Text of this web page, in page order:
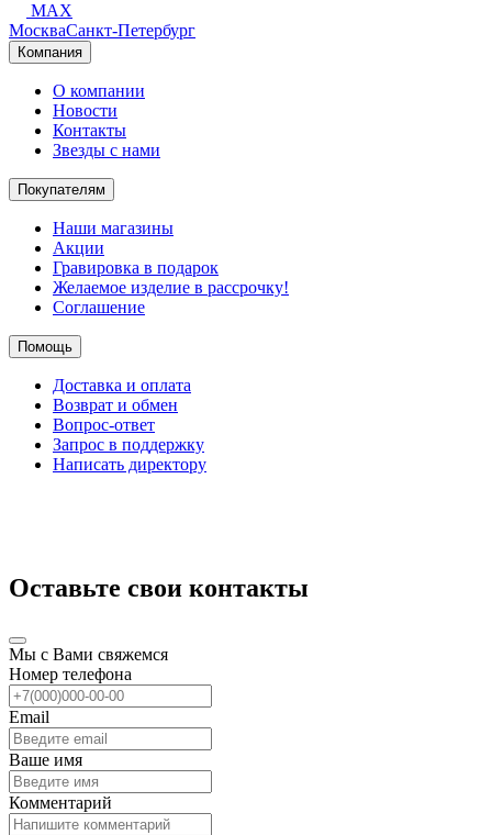
MAX
МоскваСанкт-Петербург
Компания
О компании
Новости
Контакты
Звезды с нами
Покупателям
Наши магазины
Акции
Гравировка в подарок
Желаемое изделие в рассрочку!
Соглашение
Помощь
Доставка и оплата
Возврат и обмен
Вопрос-ответ
Запрос в поддержку
Написать директору
Оставьте свои контакты
Мы с Вами свяжемся
Номер телефона
Email
Ваше имя
Комментарий